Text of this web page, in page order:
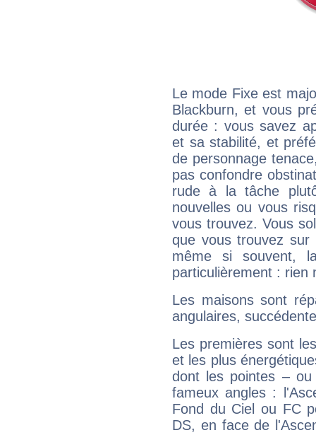
Le mode Fixe est
Blackburn, et vous
durée : vous savez
et sa stabilité, et
de personnage
pas confondre
rude à la tâche
nouvelles ou vous
vous trouvez. Vous
que vous trouvez
même si souvent,
particulièrement : rien
Les maisons sont
angulaires,
Les premières sont
et les plus
dont les pointes –
fameux angles :
Fond du Ciel ou FC
DS, en face de